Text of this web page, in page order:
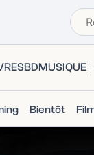
BDMUSIQUE
Bientôt